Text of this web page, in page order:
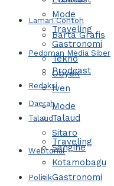
Laman Contoh
Pedoman Media Siber
Redaksi
Talaud
Webtorial
Barta Grafis
Prodcast
Mode
Traveling
Gastronomi
Mode
Traveling
Gastronomi
Tekno
Obyek
Iven
Daerah
Talaud
Sitaro
Sangihe
Kotamobagu
Politik